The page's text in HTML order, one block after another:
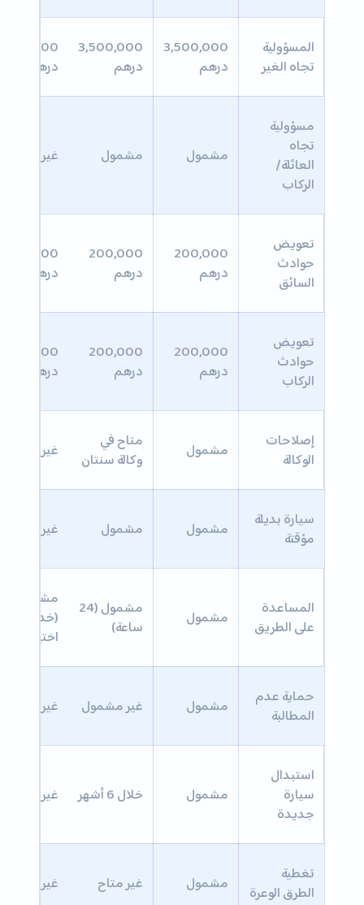
المسؤولية
تجاه الغير
3,500,000
درهم
3,500,000
درهم
درهم
مسؤولية
تجاه
العائلة/
الركاب
مشمول مشمول غير محدد
تعويض
حوادث
السائق
200,000
درهم
200,000
درهم
200,000
درهم
تعويض
حوادث
الركاب
200,000
درهم
200,000
درهم
200,000
درهم
إصلاحات
الوكالة
مشمول
متاح في
وكالة سنتان
غير
سيارة بديلة
مؤقتة
مشمول مشمول غير
المساعدة
على الطريق
مشمول
مشمول (24
ساعة)
مشمول
(خدمة
اختيارية)
حماية عدم
المطالبة
مشمول غير مشمول غير
استبدال
سيارة
جديدة
مشمول خلال 6 أشهر غير
تغطية
الطرق الوعرة
مشمول غير متاح غير متاح